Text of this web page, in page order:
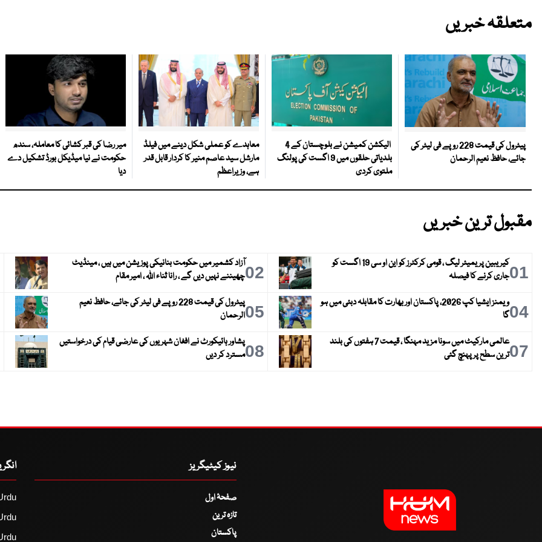
متعلقہ خبریں
پیٹرول کی قیمت 228 روپے فی لیٹر کی
جائے، حافظ نعیم الرحمان
الیکشن کمیشن نے بلوچستان کے 4
بلدیاتی حلقوں میں 9 اگست کی پولنگ
ملتوی کردی
معاہدے کو عملی شکل دینے میں فیلڈ
مارشل سید عاصم منیر کا کردار قابل قدر
ہے، وزیراعظم
میر رضا کی قبر کشائی کا معاملہ، سندھ
حکومت نے نیا میڈیکل بورڈ تشکیل دے
دیا
مقبول ترین خبریں
01
کیریبین پریمیئر لیگ ، قومی کرکٹرز کو این او سی 19 اگست کو
جاری کرنے کا فیصلہ
02آزاد کشمیر میں حکومت بنانیکی پوزیشن میں ہیں ، مینڈیٹ
چھیننے نہیں دیں گے ، رانا ثناء اللہ ، امیر مقام
04
ویمنز ایشیا کپ 2026، پاکستان اور بھارت کا مقابلہ دبئی میں ہو
گا
05
پیٹرول کی قیمت 228 روپے فی لیٹر کی جائے، حافظ نعیم
الرحمان
07
عالمی مارکیٹ میں سونا مزید مہنگا ، قیمت 7 ہفتوں کی بلند
ترین سطح پر پہنچ گئی
08پشاور ہائیکورٹ نے افغان شہریوں کی عارضی قیام کی درخواستیں
مسترد کر دیں
نیوز کیٹیگریز
صفحۂ اول
تازہ ترین
پاکستان